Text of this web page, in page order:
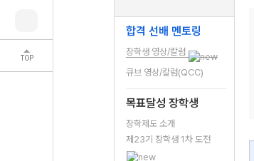
TOP
합격 선배 멘토링
장학생 영상/칼럼
큐브 영상/칼럼(QCC)
목표달성 장학생
장학제도 소개
제23기 장학생 1차 도전